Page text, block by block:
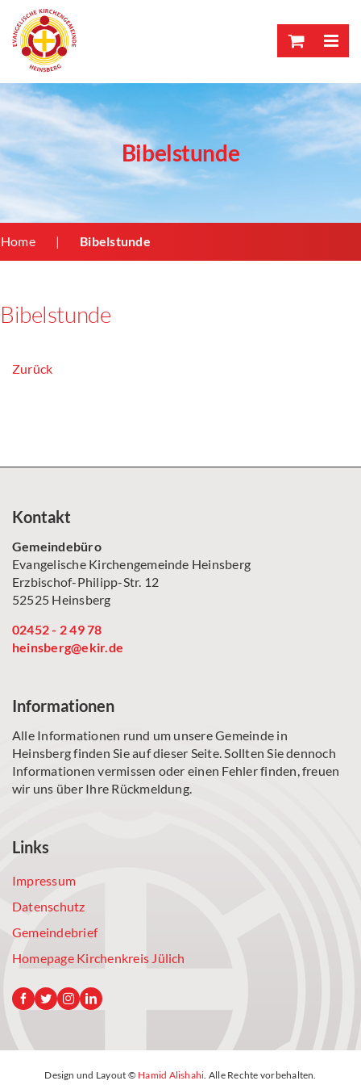
content
Bibelstunde
Home Bibelstunde
Bibelstunde
Zurück
Kontakt
Gemeindebüro
Evangelische Kirchengemeinde Heinsberg
Erzbischof-Philipp-Str. 12
52525 Heinsberg
02452 - 2 49 78
heinsberg@ekir.de
Informationen
Alle Informationen rund um unsere Gemeinde in
Heinsberg finden Sie auf dieser Seite. Sollten Sie dennoch
Informationen vermissen oder einen Fehler finden, freuen
wir uns über Ihre Rückmeldung.
Links
Impressum
Datenschutz
Gemeindebrief
Homepage Kirchenkreis Jülich
Design und Layout © Hamid Alishahi. Alle Rechte vorbehalten.